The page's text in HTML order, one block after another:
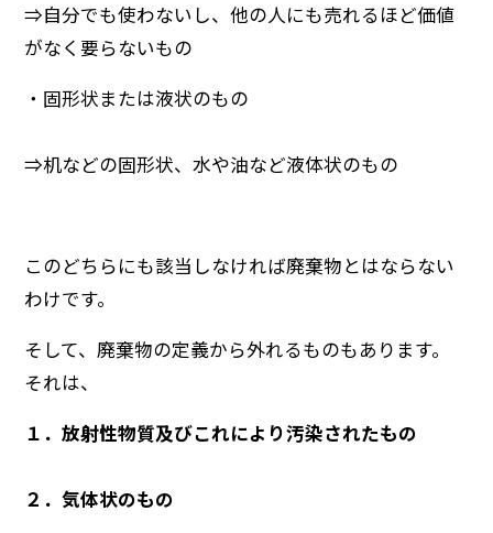
⇒自分でも使わないし、他の人にも売れるほど価値
がなく要らないもの
・固形状または液状のもの
⇒机などの固形状、水や油など液体状のもの
このどちらにも該当しなければ廃棄物とはならない
わけです。
そして、廃棄物の定義から外れるものもあります。
それは、
１．放射性物質及びこれにより汚染されたもの
２．気体状のもの